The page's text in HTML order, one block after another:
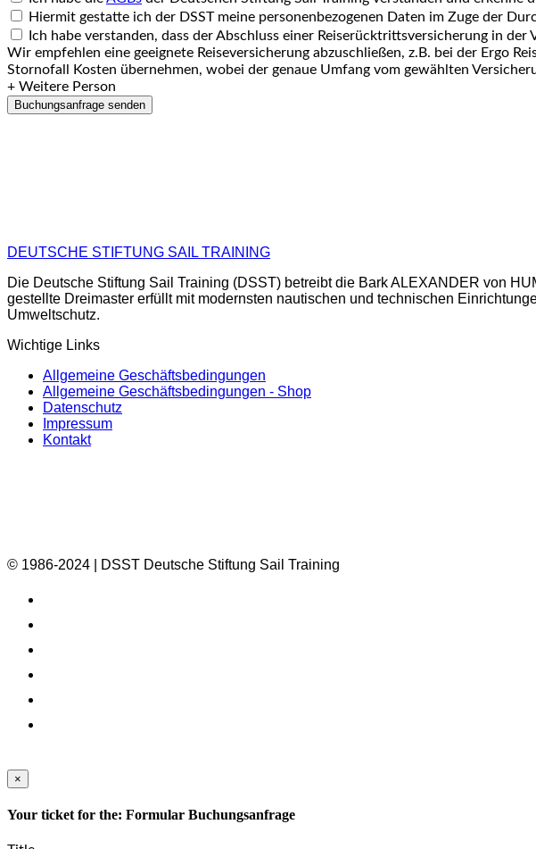
Hiermit gestatte ich der DSST meine personenbezogenen Daten im Zuge der
Ich habe verstanden, dass der Abschluss einer Reiserücktrittsversicherung in der
Wir empfehlen eine geeignete Reiseversicherung abzuschließen, z.B. bei der Ergo
Stornofall Kosten übernehmen, wobei der genaue Umfang vom gewählten
+ Weitere Person
DEUTSCHE STIFTUNG SAIL TRAINING
Die Deutsche Stiftung Sail Training (DSST) betreibt die Bark ALEXANDER von
gestellte Dreimaster erfüllt mit modernsten nautischen und technischen
Umweltschutz.
Wichtige Links
Allgemeine Geschäftsbedingungen
Allgemeine Geschäftsbedingungen - Shop
Datenschutz
Impressum
Kontakt
© 1986-2024 | DSST Deutsche Stiftung Sail Training
×
Your ticket for the: Formular Buchungsanfrage